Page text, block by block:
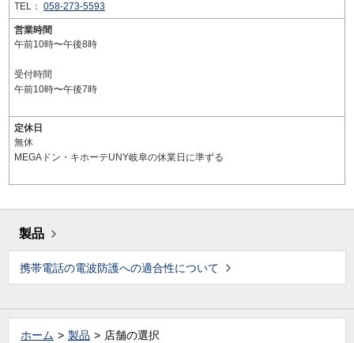
TEL： 058-273-5593
営業時間
午前10時〜午後8時
受付時間
午前10時〜午後7時
定休日
無休
MEGAドン・キホーテUNY岐阜の休業日に準ずる
製品
携帯電話の電波防護への適合性について
ホーム 製品 店舗の選択